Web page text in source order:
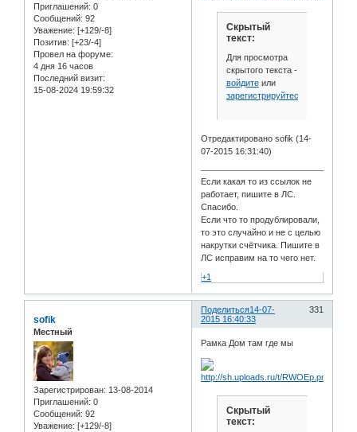
Приглашений: 0
Сообщений: 92
Уважение: [+129/-8]
Позитив: [+23/-4]
Провел на форуме:
4 дня 16 часов
Последний визит:
15-08-2024 19:59:32
Скрытый
текст:
Для просмотра
скрытого текста -
войдитеили
зарегистрируйтесь
Отредактировано sofik (14-
07-2015 16:31:40)
Если какая то из ссылок не
работает, пишите в ЛС.
Спасибо.
Если что то продублировали,
то это случайно и не с целью
накрутки счётчика. Пишите в
ЛС исправим на то чего нет.
+1
Поделиться 331
14-07-
2015 16:40:33
sofik
Местный
Зарегистрирован: 13-08-2014
Приглашений: 0
Сообщений: 92
Уважение: [+129/-8]
Рамка Дом там где мы
Скрытый
текст: